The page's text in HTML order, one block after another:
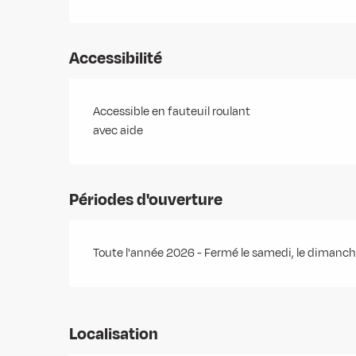
Accessibilité
Accessible en fauteuil roulant
avec aide
Périodes d'ouverture
Toute l'année 2026 - Fermé le samedi, le
Localisation